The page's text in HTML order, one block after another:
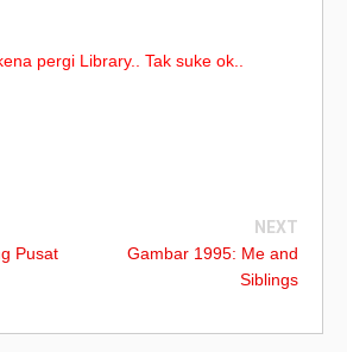
pergi Library.. Tak suke ok..
Pusat
NEXT
Gambar 1995: Me and
Siblings